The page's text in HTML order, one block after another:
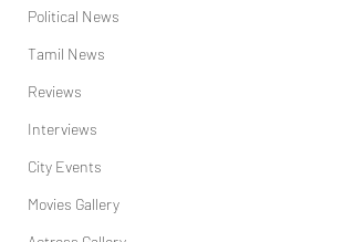
Political News
Tamil News
Reviews
Interviews
City Events
Movies Gallery